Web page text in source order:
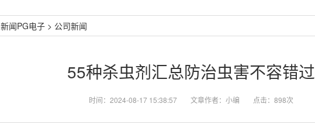
新闻PG电子 > 公司新闻
55种杀虫剂汇总防治虫害不容错过
时间：2024-08-17 15:38:57 文章作者：小编 点击： 898次